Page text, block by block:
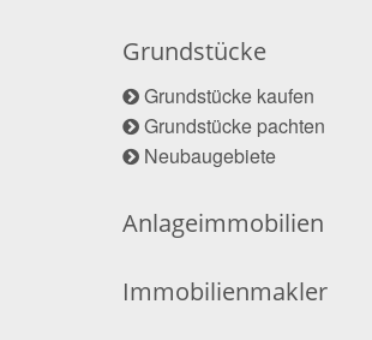
Grundstücke
Grundstücke kaufen
Grundstücke pachten
Neubaugebiete
Anlageimmobilien
Immobilienmakler